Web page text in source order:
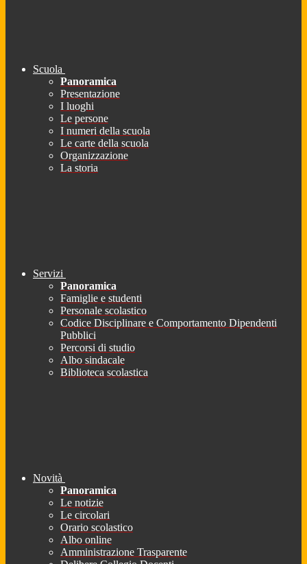
Scuola
Panoramica
Presentazione
I luoghi
Le persone
I numeri della scuola
Le carte della scuola
Organizzazione
La storia
Servizi
Panoramica
Famiglie e studenti
Personale scolastico
Codice Disciplinare e Comportamento Dipendenti
Pubblici
Percorsi di studio
Albo sindacale
Biblioteca scolastica
Novità
Panoramica
Le notizie
Le circolari
Orario scolastico
Albo online
Amministrazione Trasparente